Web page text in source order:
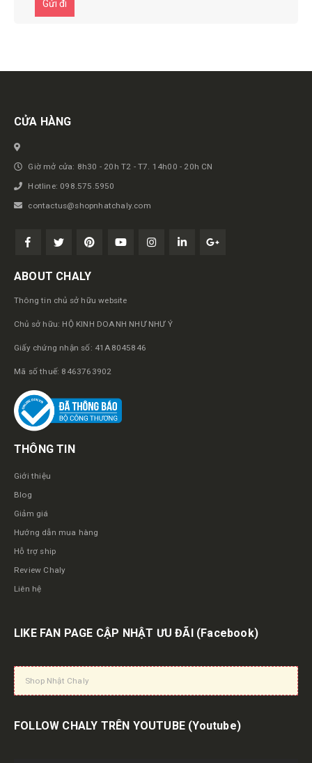
Get in touch
CỬA HÀNG
Giờ mở cửa: 8h30 - 20h T2 - T7. 14h00 - 20h CN
Hotline: 098.575.5950
contactus@shopnhatchaly.com
ABOUT CHALY
Thông tin chủ sở hữu website
Chủ sở hữu: HỘ KINH DOANH NHƯ NHƯ Ý
Giấy chứng nhận số: 41A8045846
Mã số thuế: 8463763902
THÔNG TIN
Giới thiệu
Blog
Giảm giá
Hướng dẫn mua hàng
Hỗ trợ ship
Review Chaly
Liên hệ
LIKE FAN PAGE CẬP NHẬT ƯU ĐÃI (Facebook)
Shop Nhật Chaly
FOLLOW CHALY TRÊN YOUTUBE (Youtube)